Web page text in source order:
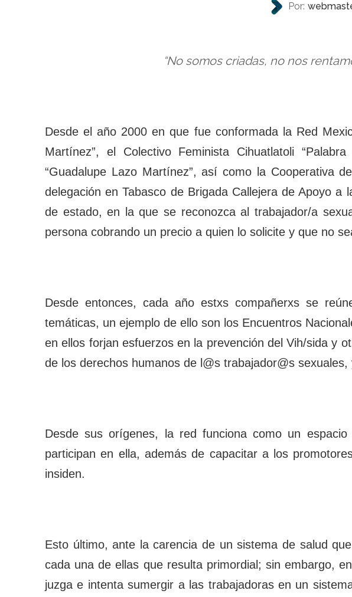
Por:
“No somos criadas, no nos
Desde el año 2000 en que fue conformada la Red
Martínez”, el Colectivo Feminista Cihuatlatoli
“Guadalupe Lazo Martínez”, así como la Cooperativa
delegación en Tabasco de Brigada Callejera de Apoyo
de estado, en la que se reconozca al trabajador/a
persona cobrando un precio a quien lo solicite y que no
Desde entonces, cada año estxs compañerxs se
temáticas, un ejemplo de ello son los Encuentros
en ellos forjan esfuerzos en la prevención del Vih/sida y
de los derechos humanos de l@s trabajador@s
Desde sus orígenes, la red funciona como un
participan en ella, además de capacitar a los
insiden.
Esto último, ante la carencia de un sistema de salud
cada una de ellas que resulta primordial; sin embargo,
juzga e intenta sumergir a las trabajadoras en un